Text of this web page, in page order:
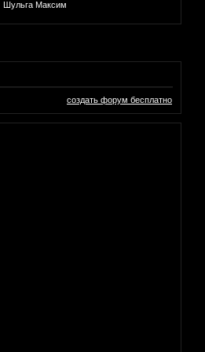
Шульга Максим
создать форум бесплатно